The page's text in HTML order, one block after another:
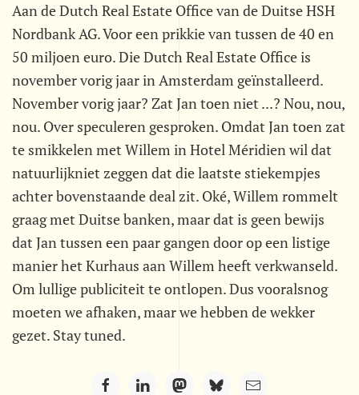
Aan de Dutch Real Estate Office van de Duitse HSH
Nordbank AG. Voor een prikkie van tussen de 40 en
50 miljoen euro. Die Dutch Real Estate Office is
november vorig jaar in Amsterdam geïnstalleerd.
November vorig jaar? Zat Jan toen niet ...? Nou, nou,
nou. Over speculeren gesproken. Omdat Jan toen zat
te smikkelen met Willem in Hotel Méridien wil dat
natuurlijkniet zeggen dat die laatste stiekempjes
achter bovenstaande deal zit. Oké, Willem rommelt
graag met Duitse banken, maar dat is geen bewijs
dat Jan tussen een paar gangen door op een listige
manier het Kurhaus aan Willem heeft verkwanseld.
Om lullige publiciteit te ontlopen. Dus vooralsnog
moeten we afhaken, maar we hebben de wekker
gezet. Stay tuned.